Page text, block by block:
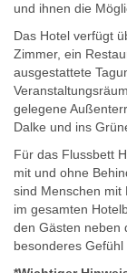
und ihnen die
Das Hotel verfügt
Zimmer, ein
ausgestattete
gelegene
Dalke und ins
Für das Flussbett
mit und ohne
sind Menschen mit
im gesamten
den Gästen neben
besonderes